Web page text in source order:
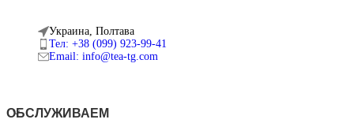
Украина, Полтава
Тел: +38 (099) 923-99-41
Email: info@tea-tg.com
ОБСЛУЖИВАЕМ